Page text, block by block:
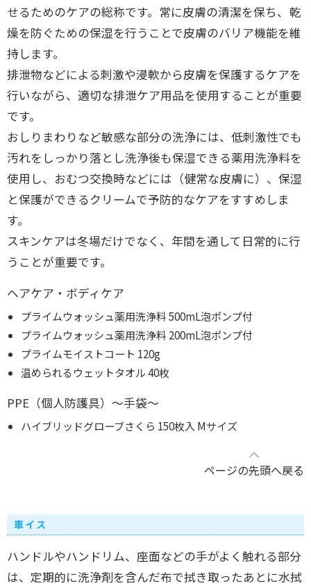
せるためのケアの総称です。常に皮膚の清潔を保ち、乾
燥を防ぐための保湿を行うことで皮膚のバリア機能を維
持します。
排泄物などによる刺激や浸軟から皮膚を保護するケアを
行いながら、適切な排泄ケア用品を使用することが重要
です。
おしりまわりなど敏感な部分の洗浄には、低刺激性でも
汚れをしっかり落とし洗浄後も保湿できる薬用洗浄料を
使用し、おむつ交換時などには（健常な皮膚に）、保湿
と保護ができるクリームで予防的なケアをすすめしま
す。
スキンケアは冬場だけでなく、年間を通して日常的に行
うことが重要です。
ヘアケア・ボディケア
プライムウォッシュ薬用洗浄料 500mL泡ポンプ付
プライムウォッシュ薬用洗浄料 200mL泡ポンプ付
プライムモイストコート 120g
温められるウェットタオル 40枚
PPE（個人防護具）～手袋～
ハイブリッドグローブさくら 150枚入 Mサイズ
ページの先頭へ戻る
車イス
ハンドルやハンドリム、座面などの手がよく触れる部分
は、定期的に洗浄剤を含んだ布で拭き取ったあとに水拭